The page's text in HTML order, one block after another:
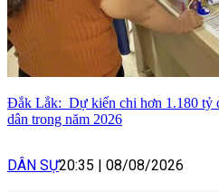
Đắk Lắk: Dự kiến chi hơn 1.180 tỷ
dân trong năm 2026
DÂN SỰ20:35 | 08/08/2026